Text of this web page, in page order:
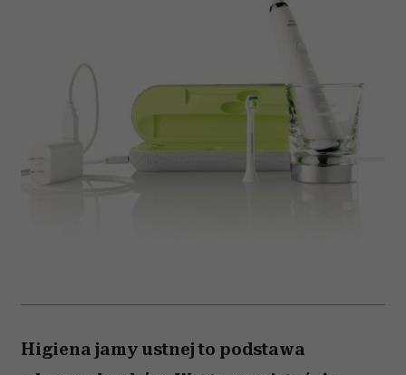
Higiena jamy ustnej to podstawa